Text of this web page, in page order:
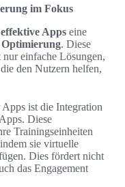
im Fokus
effektive Apps eine
. Diese
nur einfache Lösungen,
den Nutzern helfen,
ist die Integration
Diese
Trainingseinheiten
sie virtuelle
Dies fördert nicht
das Engagement